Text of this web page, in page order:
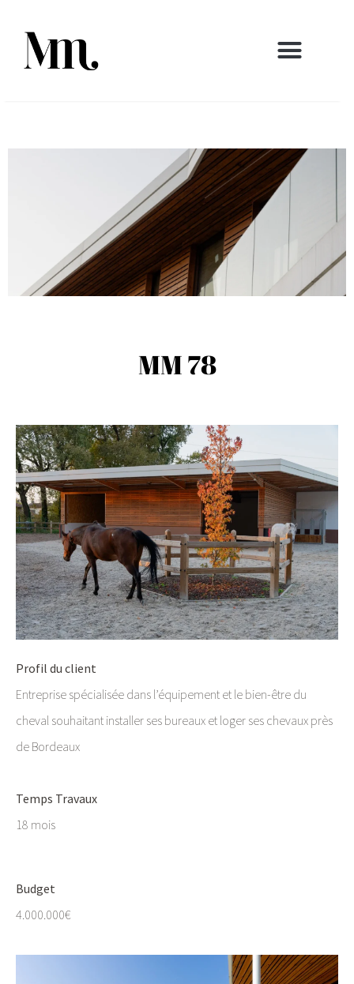
MM 78
Profil du client
Entreprise spécialisée dans l’équipement et le bien-être du
cheval souhaitant installer ses bureaux et loger ses chevaux près
de Bordeaux
Temps Travaux
18 mois
Budget
4.000.000€